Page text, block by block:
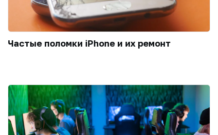
Частые поломки iPhone и их ремонт